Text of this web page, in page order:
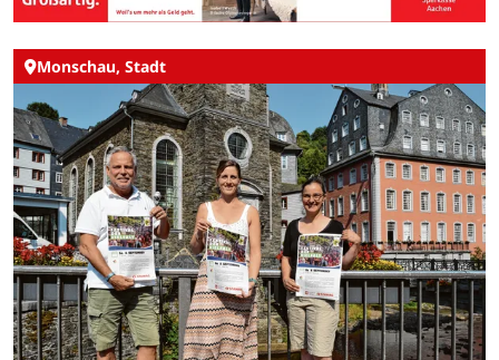
Monschau, Stadt